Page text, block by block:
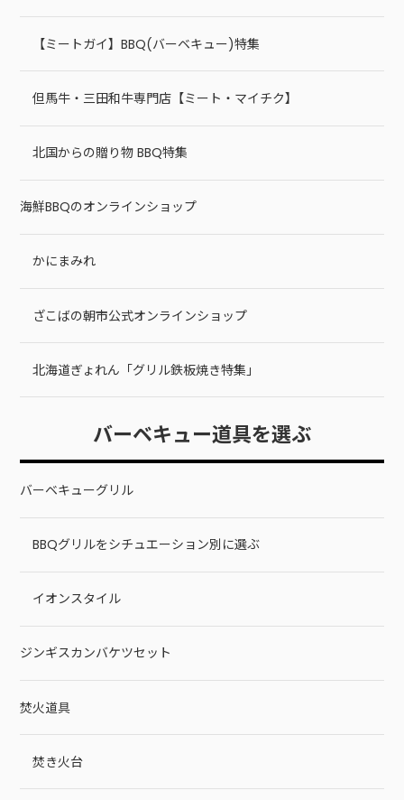
【ミートガイ】BBQ(バーベキュー)特集
但馬牛・三田和牛専門店【ミート・マイチク】
北国からの贈り物 BBQ特集
海鮮BBQのオンラインショップ
かにまみれ
ざこばの朝市公式オンラインショップ
北海道ぎょれん「グリル鉄板焼き特集」
バーベキュー道具を選ぶ
バーベキューグリル
BBQグリルをシチュエーション別に選ぶ
イオンスタイル
ジンギスカンバケツセット
焚火道具
焚き火台